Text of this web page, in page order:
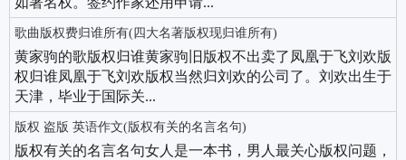
歌曲版权费归谁所有(四大名著版权现归谁所有)
黄家驹的歌版权归谁黄家驹旧版权不出卖了凤凰于飞刘欢版
权归谁凤凰于飞刘欢版权当然归刘欢的公司了。刘欢出生于
天津，毕业于国际关...
版权 盗版 英语作文(版权有关的名言名句)
版权有关的名言名句女人是一本书，男人最关心版权问题，